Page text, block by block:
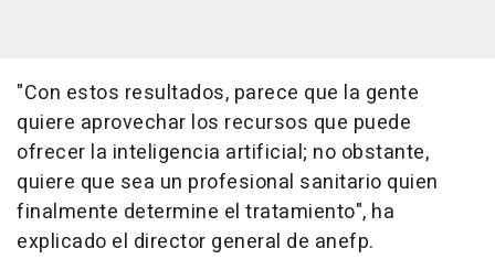
"Con estos resultados, parece que la gente
quiere aprovechar los recursos que puede
ofrecer la inteligencia artificial; no obstante,
quiere que sea un profesional sanitario quien
finalmente determine el tratamiento", ha
explicado el director general de anefp.